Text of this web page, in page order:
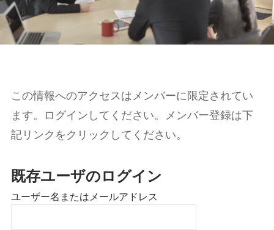
この情報へのアクセスはメンバーに限定されてい
ます。ログインしてください。メンバー登録は下
記リンクをクリックしてください。
既存ユーザのログイン
ユーザー名またはメールアドレス